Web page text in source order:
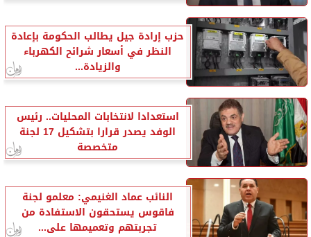
حزب إرادة جيل يطالب الحكومة بإعادة
النظر في أسعار شرائح الكهرباء
والزيادة...
استعدادا لانتخابات المحليات.. رئيس
الوفد يصدر قرارا بتشكيل 17 لجنة
متخصصة
النائب عماد الغنيمي: معلمو لجنة
فاقوس يستحقون الاستفادة من
تجربتهم وتعميمها على...